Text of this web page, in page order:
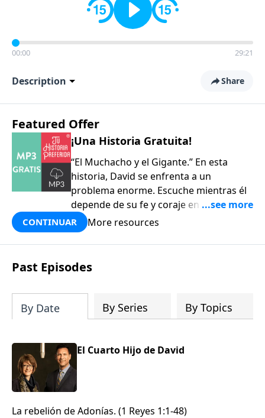
00:00 29:21
Description Share
Featured Offer
¡Una Historia Gratuita!
“El Muchacho y el Gigante.” En esta
historia, David se enfrenta a un
problema enorme. Escuche mientras él
depende de su fe y coraje en la batalla
contra el poderoso Goliat. ¡Buena para
toda la familia!
CONTINUAR More resources
Past Episodes
By Date By Series By Topics
El Cuarto Hijo de David
La rebelión de Adonías. (1 Reyes 1:1-48)